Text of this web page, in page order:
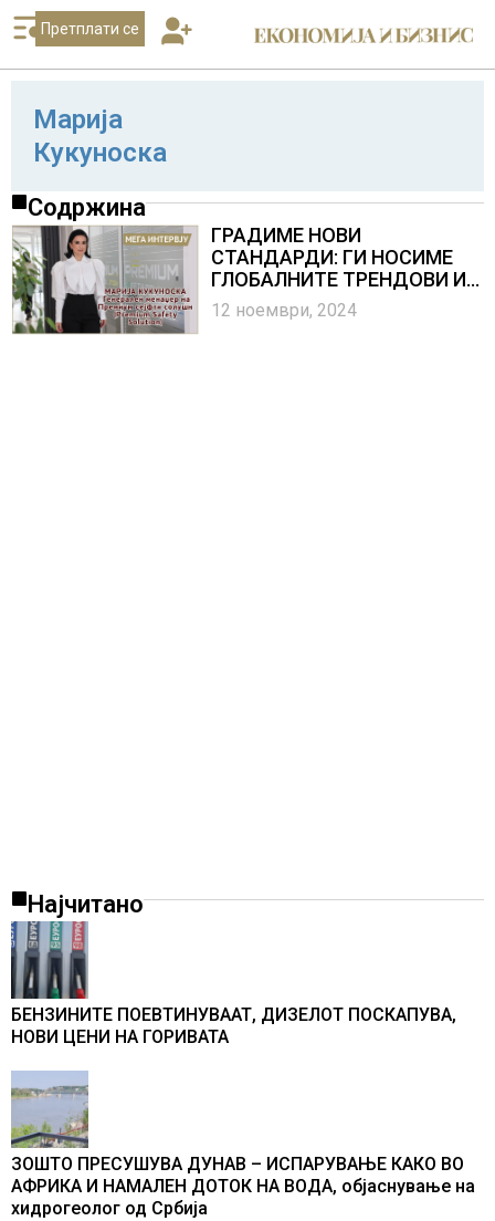
Претплати се
Марија
Кукуноска
Содржина
ГРАДИМЕ НОВИ
СТАНДАРДИ: ГИ НОСИМЕ
ГЛОБАЛНИТЕ ТРЕНДОВИ И
ГО МЕНУВАМЕ ПРИСТАПОТ
СПРЕМА БЕЗБЕДНОСТА ПРИ
12 ноември, 2024
Најчитано
БЕНЗИНИТЕ ПОЕВТИНУВААТ, ДИЗЕЛОТ ПОСКАПУВА,
НОВИ ЦЕНИ НА ГОРИВАТА
ЗОШТО ПРЕСУШУВА ДУНАВ – ИСПАРУВАЊЕ КАКО ВО
АФРИКА И НАМАЛЕН ДОТОК НА ВОДА, објаснување на
хидрогеолог од Србија